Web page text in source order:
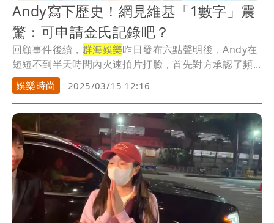
Andy寫下歷史！網見維基「1數字」震
驚：可申請金氏記錄吧？
回顧事件後續， 群海娛樂昨日發布六點聲明後，Andy在
短短不到半天時間內火速拍片打臉，首先對方承認了頻...
娛樂時尚
2025/03/15 12:16